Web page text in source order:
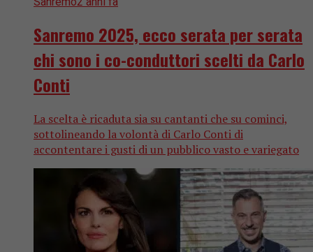
Sanremo 2025, ecco serata per serata
chi sono i co-conduttori scelti da Carlo
Conti
La scelta è ricaduta sia su cantanti che su cominci,
sottolineando la volontà di Carlo Conti di
accontentare i gusti di un pubblico vasto e variegato